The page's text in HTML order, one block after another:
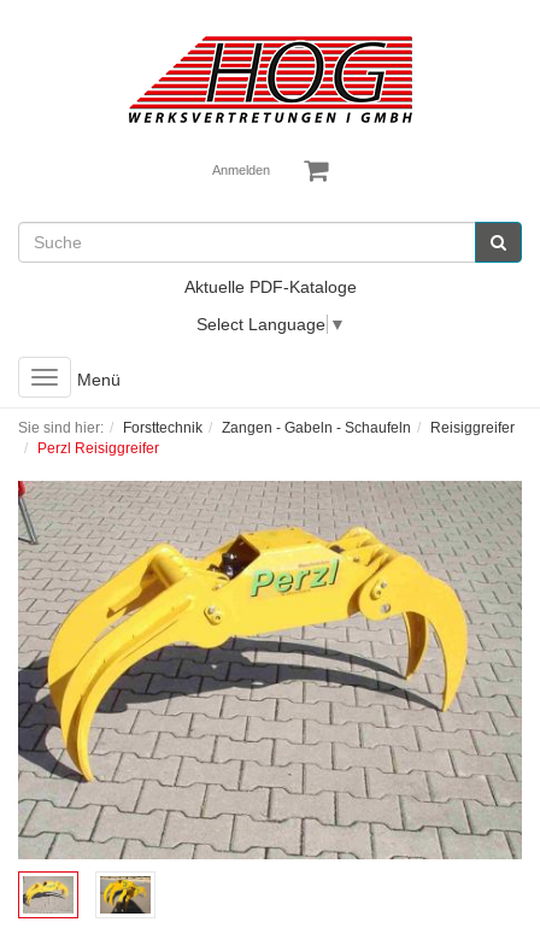
Anmelden
Aktuelle PDF-Kataloge
Select Language ▼
Toggle
navigation
Menü
Sie sind hier: Forsttechnik Zangen - Gabeln - Schaufeln
Reisiggreifer
Perzl Reisiggreifer